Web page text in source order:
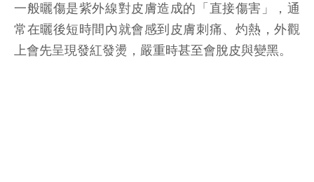
一般曬傷是紫外線對皮膚造成的「直接傷害」，通
常在曬後短時間內就會感到皮膚刺痛、灼熱，外觀
上會先呈現發紅發燙，嚴重時甚至會脫皮與變黑。